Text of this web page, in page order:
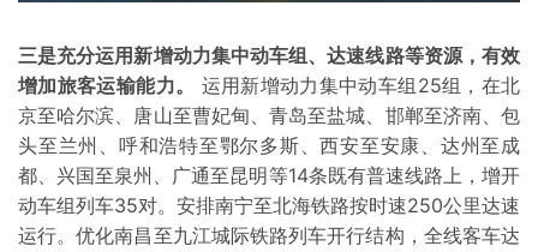
三是充分运用新增动力集中动车组、达速线路等资源，有效
增加旅客运输能力。
运用新增动力集中动车组25组，在北
京至哈尔滨、唐山至曹妃甸、青岛至盐城、邯郸至济南、包
头至兰州、呼和浩特至鄂尔多斯、西安至安康、达州至成
都、兴国至泉州、广通至昆明等14条既有普速线路上，增开
动车组列车35对。安排南宁至北海铁路按时速250公里达速
运行。优化南昌至九江城际铁路列车开行结构，全线客车达